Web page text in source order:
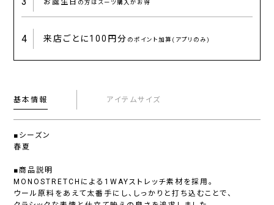
お誕生日 の方はスーツ購入がお得
4 来店ごとに100円分 のポイント加算(アプリのみ)
基本情報 アイテムサイズ
■シーズン
春夏
■商品説明
MONOSTRETCHによる1WAYストレッチ素材を採用。
ウール原料をあえて太番手にし、しっかりと打ち込むことで、